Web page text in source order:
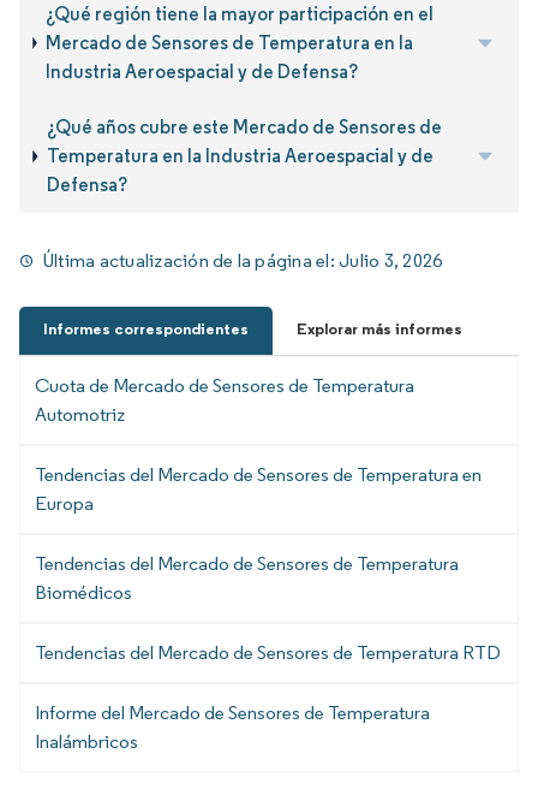
¿Qué región tiene la mayor participación en el
Mercado de Sensores de Temperatura en la
Industria Aeroespacial y de Defensa?
¿Qué años cubre este Mercado de Sensores de
Temperatura en la Industria Aeroespacial y de
Defensa?
Última actualización de la página el:Julio 3, 2026
Informes correspondientes Explorar más informes
Cuota de Mercado de Sensores de Temperatura
Automotriz
Tendencias del Mercado de Sensores de Temperatura en
Europa
Tendencias del Mercado de Sensores de Temperatura
Biomédicos
Tendencias del Mercado de Sensores de Temperatura RTD
Informe del Mercado de Sensores de Temperatura
Inalámbricos